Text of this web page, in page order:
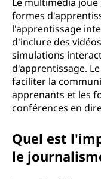
formes
l'apprentissage
d'inclure des
simulations
d'apprentissage.
faciliter la
apprenants et les
conférences en
Quel est
le